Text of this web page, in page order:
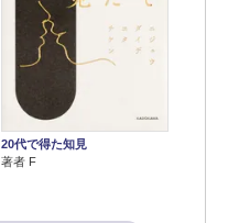
20代で得た知見
著者 F